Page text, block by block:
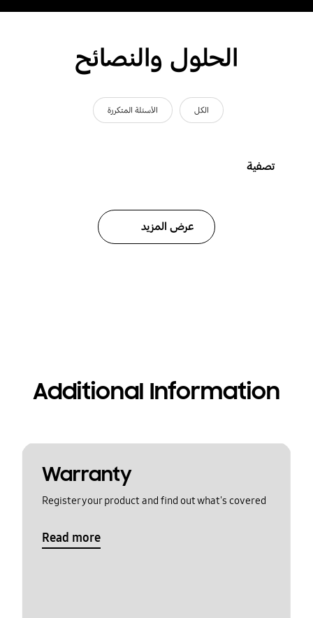
الحلول والنصائح
الكل الأسئلة المتكررة
تصفية
عرض المزيد
Additional Information
Warranty
Register your product and find out what's covered
Read more